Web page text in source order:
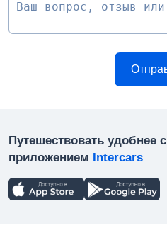
Путешествовать удобнее с
приложением Intercars